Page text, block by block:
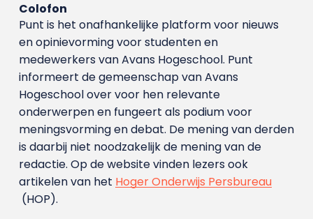
Colofon
Punt is het onafhankelijke platform voor nieuws
en opinievorming voor studenten en
medewerkers van Avans Hoge­school. Punt
informeert de gemeenschap van Avans
Hogeschool over voor hen relevante
onderwerpen en fungeert als podium voor
meningsvorming en debat. De mening van derden
is daarbij niet noodzakelijk de mening van de
redactie. Op de website vinden lezers ook
artikelen van het Hoger Onderwijs Persbureau
(HOP).